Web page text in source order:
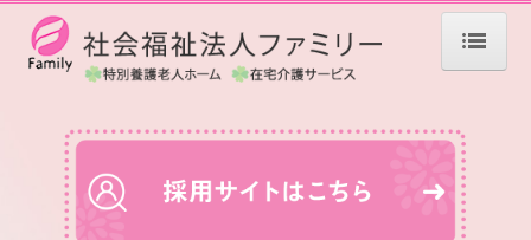
ハピネスライフとは
法人案内